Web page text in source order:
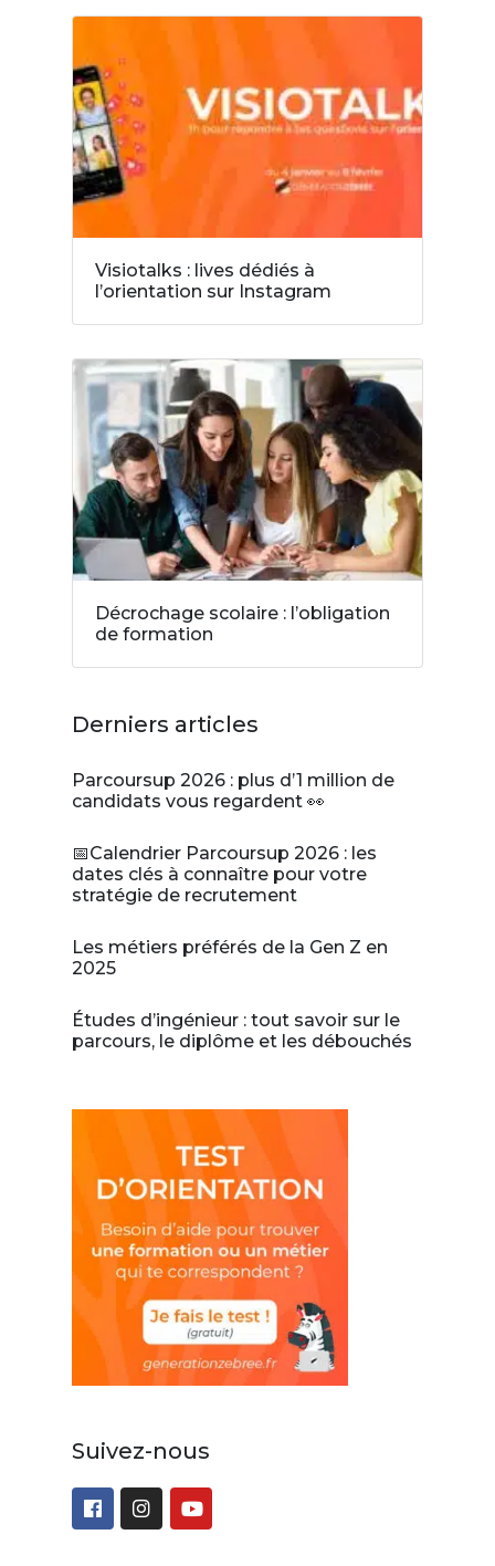
Visiotalks : lives dédiés à
l’orientation sur Instagram
Décrochage scolaire : l’obligation
de formation
Derniers articles
Parcoursup 2026 : plus d’1 million de
candidats vous regardent 👀
📅Calendrier Parcoursup 2026 : les
dates clés à connaître pour votre
stratégie de recrutement
Les métiers préférés de la Gen Z en
2025
Études d’ingénieur : tout savoir sur le
parcours, le diplôme et les débouchés
Suivez-nous